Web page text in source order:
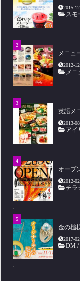
2015-
スモ
メニュ
2012-
メニ
英語メ
2013-
アイ
オープ
2012-
チラ
金の槌
2017-
DM /